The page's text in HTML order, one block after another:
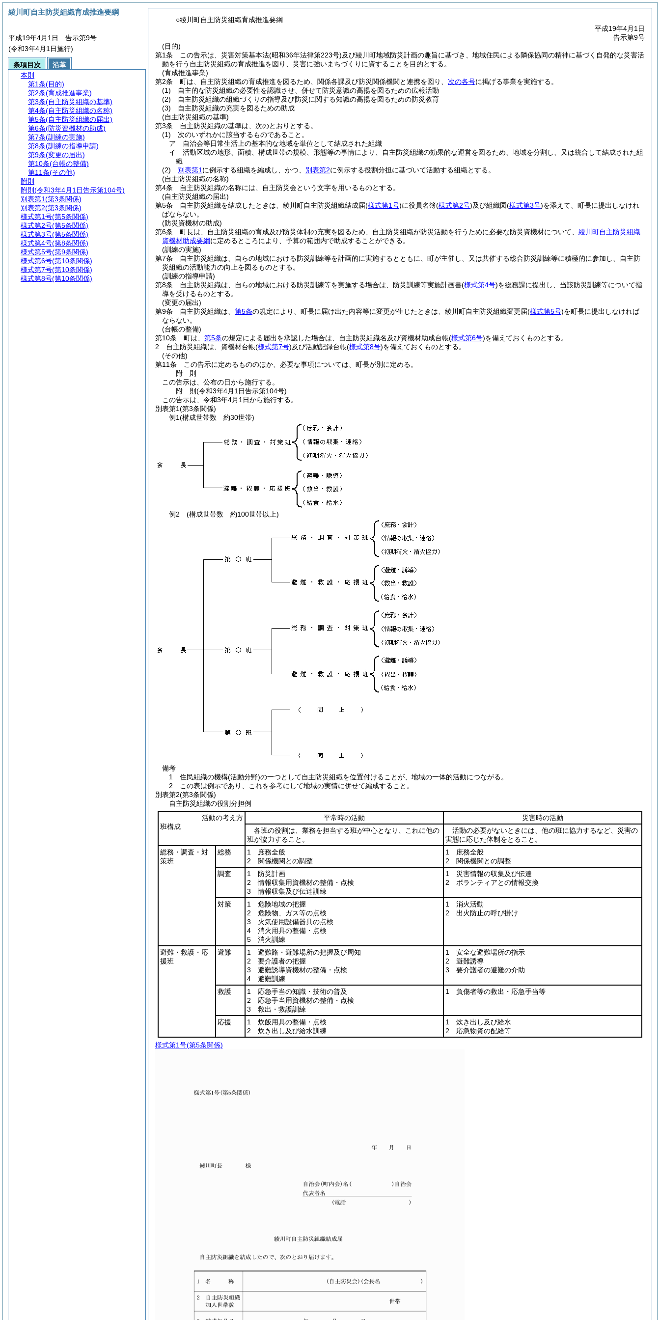
○綾川町自主防災組織育成推進要綱
平成19年4月1日
告示第9号
(目的)
第1条
この告示は、災害対策基本法(昭和36年法律第223号)及び綾川町地域防災計画の趣旨に基づき、地域住民による隣保協同の精神に基づく自発的な災害活
動を行う自主防災組織の育成推進を図り、災害に強いまちづくりに資することを目的とする。
(育成推進事業)
第2条
町は、自主防災組織の育成推進を図るため、関係各課及び防災関係機関と連携を図り、 次の各号に掲げる事業を実施する。
(1)
自主的な防災組織の必要性を認識させ、併せて防災意識の高揚を図るための広報活動
(2)
自主防災組織の組織づくりの指導及び防災に関する知識の高揚を図るための防災教育
(3)
自主防災組織の充実を図るための助成
(自主防災組織の基準)
第3条
自主防災組織の基準は、次のとおりとする。
(1)
次のいずれかに該当するものであること。
ア
自治会等日常生活上の基本的な地域を単位として結成された組織
イ
活動区域の地形、面積、構成世帯の規模、形態等の事情により、自主防災組織の効果的な運営を図るため、地域を分割し、又は統合して結成された組
織
(2)
別表第1 に例示する組織を編成し、かつ、 別表第2に例示する役割分担に基づいて活動する組織とする。
(自主防災組織の名称)
第4条
自主防災組織の名称には、自主防災会という文字を用いるものとする。
(自主防災組織の届出)
第5条
自主防災組織を結成したときは、綾川町自主防災組織結成届(様式第1号)に役員名簿(様式第2号)及び組織図(様式第3号)を添えて、町長に提出しなけれ
ばならない。
(防災資機材の助成)
第6条
町長は、自主防災組織の育成及び防災体制の充実を図るため、自主防災組織が防災活動を行うために必要な防災資機材について、 綾川町自主防災組織
資機材助成要綱に定めるところにより、予算の範囲内で助成することができる。
(訓練の実施)
第7条
自主防災組織は、自らの地域における防災訓練等を計画的に実施するとともに、町が主催し、又は共催する総合防災訓練等に積極的に参加し、自主防
災組織の活動能力の向上を図るものとする。
(訓練の指導申請)
第8条
自主防災組織は、自らの地域における防災訓練等を実施する場合は、防災訓練等実施計画書(様式第4号)を総務課に提出し、当該防災訓練等について指
導を受けるものとする。
(変更の届出)
第9条
自主防災組織は、 第5条の規定により、町長に届け出た内容等に変更が生じたときは、綾川町自主防災組織変更届(様式第5号)を町長に提出しなければ
ならない。
(台帳の整備)
第10条
町は、 第5条の規定による届出を承認した場合は、自主防災組織名及び資機材助成台帳(様式第6号)を備えておくものとする。
2
自主防災組織は、資機材台帳(様式第7号)及び活動記録台帳(様式第8号)を備えておくものとする。
(その他)
第11条
この告示に定めるもののほか、必要な事項については、町長が別に定める。
附 則
この告示は、公布の日から施行する。
附 則(令和3年4月1日告示第104号)
この告示は、令和3年4月1日から施行する。
別表第1(第3条関係)
例1(構成世帯数 約30世帯)
例2 (構成世帯数 約100世帯以上)
備考
1 住民組織の機構(活動分野)の一つとして自主防災組織を位置付けることが、地域の一体的活動につながる。
2 この表は例示であり、これを参考にして地域の実情に併せて編成すること。
別表第2(第3条関係)
自主防災組織の役割分担例
活動の考え方
班構成
平常時の活動
災害時の活動
各班の役割は、業務を担当する班が中心となり、これに他の
班が協力すること。
活動の必要がないときには、他の班に協力するなど、災害の
実態に応じた体制をとること。
総務・調査・対
策班
総務
1 庶務全般
2 関係機関との調整
1 庶務全般
2 関係機関との調整
調査
1 防災計画
2 情報収集用資機材の整備・点検
3 情報収集及び伝達訓練
1 災害情報の収集及び伝達
2 ボランティアとの情報交換
対策
1 危険地域の把握
2 危険物、ガス等の点検
3 火気使用設備器具の点検
4 消火用具の整備・点検
5 消火訓練
1 消火活動
2 出火防止の呼び掛け
避難・救護・応
援班
避難
1 避難路・避難場所の把握及び周知
2 要介護者の把握
3 避難誘導資機材の整備・点検
4 避難訓練
1 安全な避難場所の指示
2 避難誘導
3 要介護者の避難の介助
救護
1 応急手当の知識・技術の普及
2 応急手当用資機材の整備・点検
3 救出・救護訓練
1 負傷者等の救出・応急手当等
応援
1 炊飯用具の整備・点検
2 炊き出し及び給水訓練
1 炊き出し及び給水
2 応急物資の配給等
様式第1号(第5条関係)
綾川町自主防災組織育成推進要綱
平成19年4月1日 告示第9号
(令和3年4月1日施行)
条項目次
沿革
本則
第1条(目的)
第2条(育成推進事業)
第3条(自主防災組織の基準)
第4条(自主防災組織の名称)
第5条(自主防災組織の届出)
第6条(防災資機材の助成)
第7条(訓練の実施)
第8条(訓練の指導申請)
第9条(変更の届出)
第10条(台帳の整備)
第11条(その他)
附則
附則 (令和3年4月1日告示第104号)
別表第1(第3条関係)
別表第2(第3条関係)
様式第1号(第5条関係)
様式第2号(第5条関係)
様式第3号(第5条関係)
様式第4号(第8条関係)
様式第5号(第9条関係)
様式第6号(第10条関係)
様式第7号(第10条関係)
様式第8号(第10条関係)